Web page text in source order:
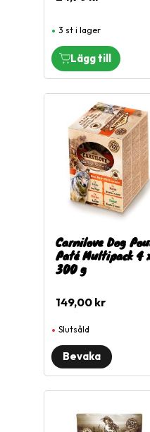
3 st i lager
Carnilove Dog
Paté Multipack 4
300 g
149,00 kr
Slutsåld